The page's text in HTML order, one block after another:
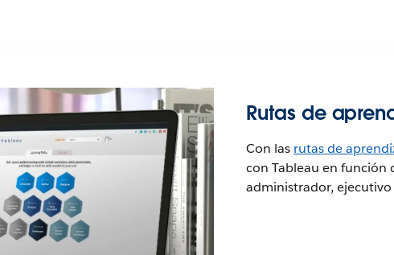
Rutas de
Con las rutas de
con Tableau en función
administrador,